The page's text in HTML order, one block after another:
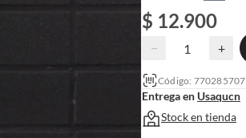
$ 12.900
− +
Código: 770285707
Entrega en Usaqucn
Stock en tienda